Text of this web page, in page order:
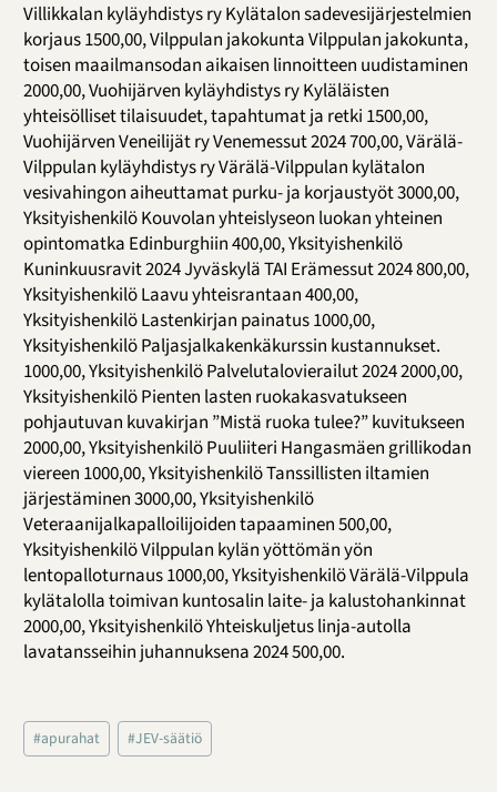
Villikkalan kyläyhdistys ry Kylätalon sadevesijärjestelmien
korjaus 1500,00, Vilppulan jakokunta Vilppulan jakokunta,
toisen maailmansodan aikaisen linnoitteen uudistaminen
2000,00, Vuohijärven kyläyhdistys ry Kyläläisten
yhteisölliset tilaisuudet, tapahtumat ja retki 1500,00,
Vuohijärven Veneilijät ry Venemessut 2024 700,00, Värälä-
Vilppulan kyläyhdistys ry Värälä-Vilppulan kylätalon
vesivahingon aiheuttamat purku- ja korjaustyöt 3000,00,
Yksityishenkilö Kouvolan yhteislyseon luokan yhteinen
opintomatka Edinburghiin 400,00, Yksityishenkilö
Kuninkuusravit 2024 Jyväskylä TAI Erämessut 2024 800,00,
Yksityishenkilö Laavu yhteisrantaan 400,00,
Yksityishenkilö Lastenkirjan painatus 1000,00,
Yksityishenkilö Paljasjalkakenkäkurssin kustannukset.
1000,00, Yksityishenkilö Palvelutalovierailut 2024 2000,00,
Yksityishenkilö Pienten lasten ruokakasvatukseen
pohjautuvan kuvakirjan ”Mistä ruoka tulee?” kuvitukseen
2000,00, Yksityishenkilö Puuliiteri Hangasmäen grillikodan
viereen 1000,00, Yksityishenkilö Tanssillisten iltamien
järjestäminen 3000,00, Yksityishenkilö
Veteraanijalkapalloilijoiden tapaaminen 500,00,
Yksityishenkilö Vilppulan kylän yöttömän yön
lentopalloturnaus 1000,00, Yksityishenkilö Värälä-Vilppula
kylätalolla toimivan kuntosalin laite- ja kalustohankinnat
2000,00, Yksityishenkilö Yhteiskuljetus linja-autolla
lavatansseihin juhannuksena 2024 500,00.
Avainsanat:
#apurahat #JEV-säätiö